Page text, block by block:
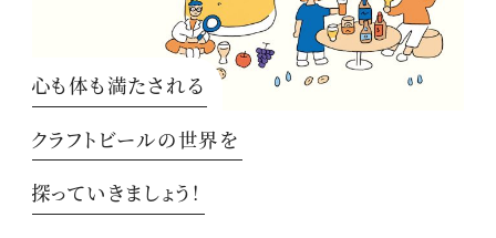
心も体も満たされる
クラフトビールの世界を
探っていきましょう！